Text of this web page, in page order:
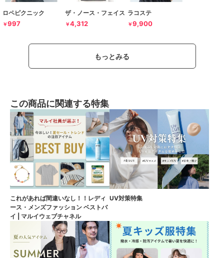
ロペピクニック
￥997
ザ・ノース・フェイス
￥4,312
ラコステ
￥9,900
もっとみる
この商品に関連する特集
これがあれば間違いなし！！レディ
ース・メンズファッション ベストバ
イ | マルイウェブチャネル
UV対策特集